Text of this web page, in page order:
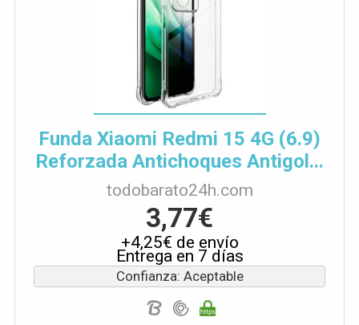
Funda Xiaomi Redmi 15 4G (6.9)
Reforzada Antichoques Antigol...
todobarato24h.com
3,77€
+4,25€ de envío
Entrega en 7 días
Confianza: Aceptable